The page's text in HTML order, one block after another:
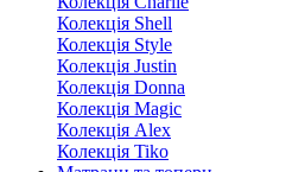
Колекція Shell
Колекція Style
Колекція Justin
Колекція Donna
Колекція Magic
Колекція Alex
Колекція Tiko